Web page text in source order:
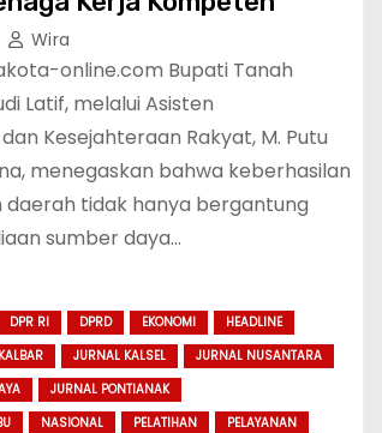
Wira
online.com Bupati Tanah
Latif, melalui Asisten
Kesejahteraan Rakyat, M. Putu
menegaskan bahwa keberhasilan
tidak hanya bergantung
sumber daya…
DPR RI DPRD EKONOMI
HEADLINE
JURNAL KALSEL
JURNAL NUSANTARA
JURNAL PONTIANAK
NASIONAL PELATIHAN
PELAYANAN